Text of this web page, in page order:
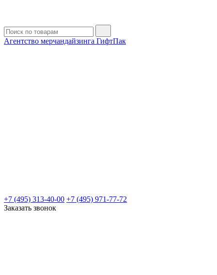
Агентство мерчандайзинга ГифтПак
+7 (495) 313-40-00 +7 (495) 971-77-72
Заказать звонок